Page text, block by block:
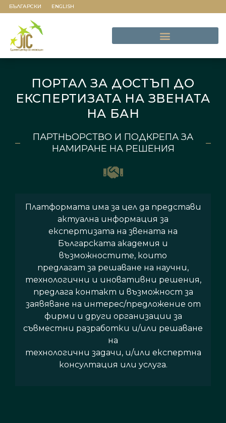
БЪЛГАРСКИ ENGLISH
ПОРТАЛ ЗА ДОСТЪП ДО
ЕКСПЕРТИЗАТА НА ЗВЕНАТА
НА БАН
ПАРТНЬОРСТВО И ПОДКРЕПА ЗА
НАМИРАНЕ НА РЕШЕНИЯ
Платформата има за цел да представи
актуална информация за
експертизата на звената на
Българската академия и
възможностите, които
предлагат за решаване на научни,
технологични и иновативни решения,
предлага контакт и възможност за
заявяване на интерес/предложение от
фирми и други организации за
съвместни разработки и/или решаване
на
технологични задачи, и/или експертна
консултация или услуга.